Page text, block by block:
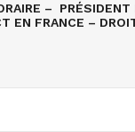
– PRÉSIDENT
EN FRANCE –